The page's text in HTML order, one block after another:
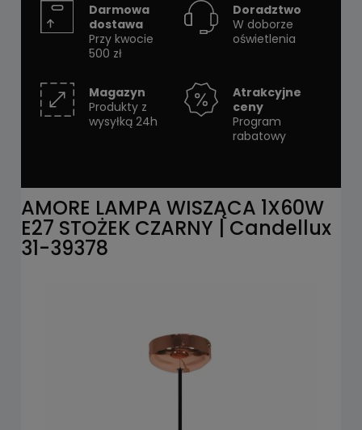
Darmowa
dostawa
Przy kwocie
500 zł
Doradztwo
W doborze
oświetlenia
Magazyn
Produkty z
wysyłką 24h
Atrakcyjne
ceny
Program
rabatowy
AMORE LAMPA WISZĄCA 1X60W
E27 STOŻEK CZARNY | Candellux
31-39378